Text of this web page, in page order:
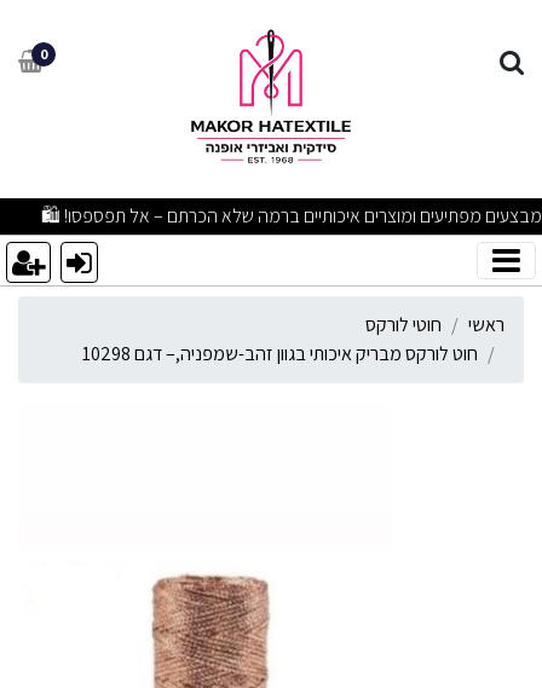
חוט לורקס מבריק איכותי בגוון
0
מבצעים מפתיעים ומוצרים איכותיים ברמה שלא הכרתם – אל
ראשי
חוטי לורקס
חוט לורקס מבריק איכותי בגוון זהב-שמפניה,– דגם 10298